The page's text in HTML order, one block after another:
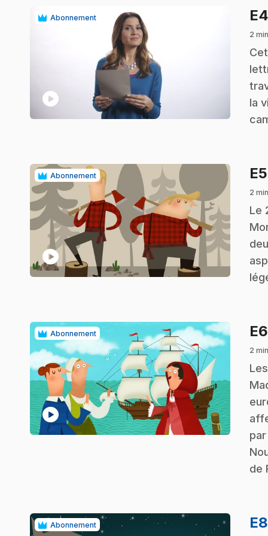
Abonnement
play_circle
E4
2
.
la
Abonnement
play_circle
E5
2
.Le
Abonnement
play_circle
E6
2
.
de
Abonnement E8